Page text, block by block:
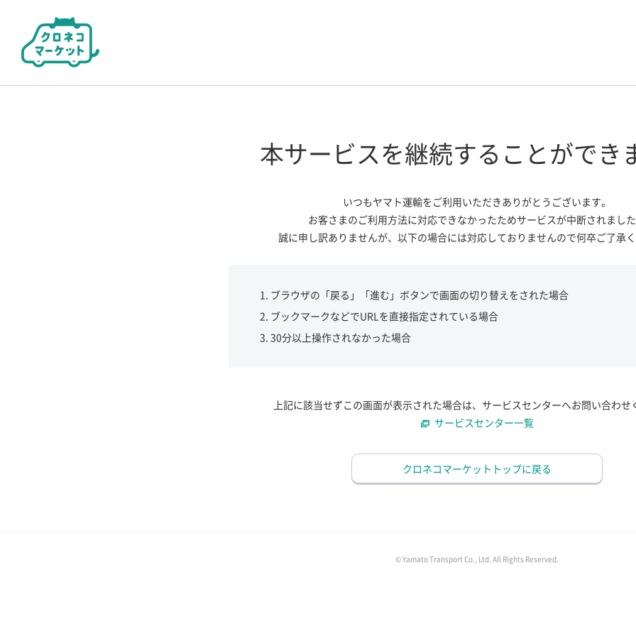
本サービスを継続する ことができ
いつもヤマト運輸をご利用いただきありがとうございます。
お客さまのご利用方法に対応できなかったためサービスが中断されました
誠に申し訳ありませんが、 以下の場合には対応しておりませんので何卒ご了承く
ブラウザの「戻る」「進む」ボタンで画面の切り替えをされた場合
ブックマークなどでURLを直接指定されている場合
30分以上操作されなかった場合
上記に該当せずこの画面が表示された場合は、サービスセンターへお問い合わせ
サービスセンター一覧
クロネコマーケットトップに戻る
© Yamato Transport Co., Ltd. All Rights Reserved.